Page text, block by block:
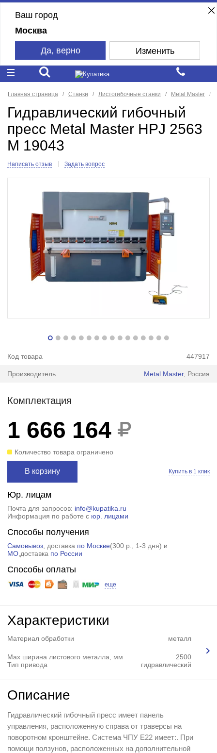
Ваш город
Москва
Да, верно Изменить
Главная страница Станки Листогибочные станки Metal Master
Гидравлический гибочный
пресс Metal Master HPJ 2563
M 19043
Написать отзыв Задать вопрос
Код товара 447917
Производитель Metal Master, Россия
Комплектация
1 666 164
Количество товара ограничено
В корзину Купить в 1 клик
Юр. лицам
Почта для запросов: info@kupatika.ru
Информация по работе с юр. лицами
Способы получения
Самовывоз, доставка по Москве(300 р.
, 1-3 дня) и
МО,доставка по России
Способы оплаты
еще
Характеристики
Материал обработки металл
Max ширина листового металла, мм
2500
Тип привода
гидравлический
Описание
Гидравлический гибочный пресс имеет панель
управления, расположенную справа от траверсы на
поворотном кронштейне. Система ЧПУ E22 имеет:. При
помощи ползунов, расположенных на дополнительной